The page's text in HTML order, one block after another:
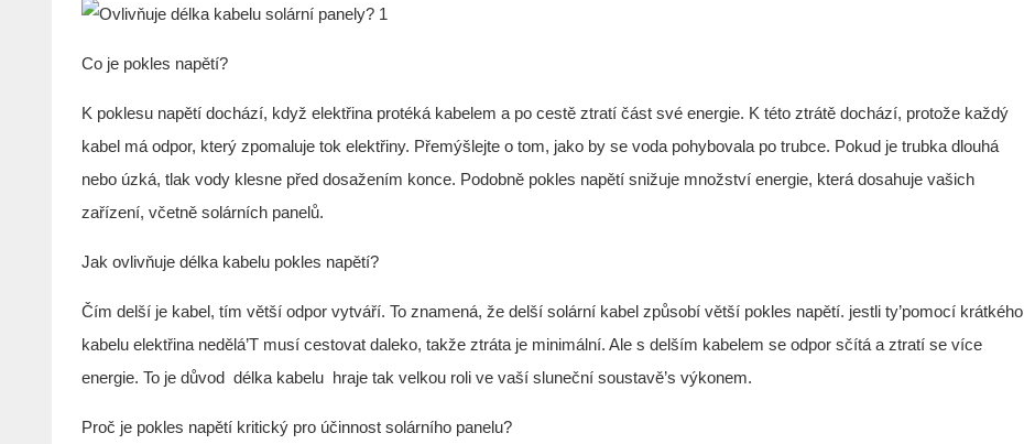
Co je pokles napětí?
K poklesu napětí dochází, když elektřina protéká kabelem a po cestě ztratí část své energie. K této ztrátě dochází, protože každý
kabel má odpor, který zpomaluje tok elektřiny. Přemýšlejte o tom, jako by se voda pohybovala po trubce. Pokud je trubka dlouhá
nebo úzká, tlak vody klesne před dosažením konce. Podobně pokles napětí snižuje množství energie, která dosahuje vašich
zařízení, včetně solárních panelů.
Jak ovlivňuje délka kabelu pokles napětí?
Čím delší je kabel, tím větší odpor vytváří. To znamená, že delší solární kabel způsobí větší pokles napětí. jestli ty’pomocí krátkého
kabelu elektřina nedělá’T musí cestovat daleko, takže ztráta je minimální. Ale s delším kabelem se odpor sčítá a ztratí se více
energie. To je důvod délka kabelu hraje tak velkou roli ve vaší sluneční soustavě’s výkonem.
Proč je pokles napětí kritický pro účinnost solárního panelu?